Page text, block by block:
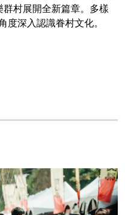
村展開全新篇章。多樣
度深入認識眷村文化。